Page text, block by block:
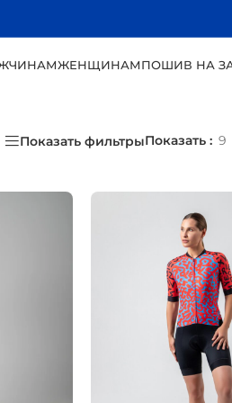
ЖЕНЩИНАМПОШИВ НА
Показать фильтрыПоказать 9